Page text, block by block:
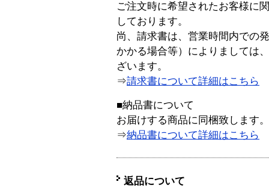
ご注文時に希望されたお客様に
しております。
尚、請求書は、営業時間内での
かかる場合等）によりましては
ざいます。
⇒請求書について詳細はこちら
■納品書について
お届けする商品に同梱致します。
⇒納品書について詳細はこちら
返品について